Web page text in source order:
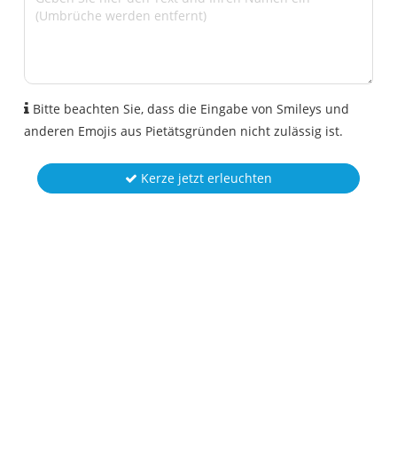
Bitte beachten Sie, dass die Eingabe von Smileys und
anderen Emojis aus Pietätsgründen nicht zulässig ist.
Kerze jetzt erleuchten